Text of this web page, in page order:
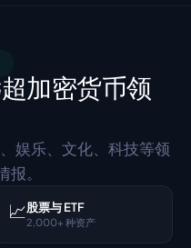
加密货币领
娱乐、文化、科技等领
。
📈股票与 ETF
2,000+ 种资产